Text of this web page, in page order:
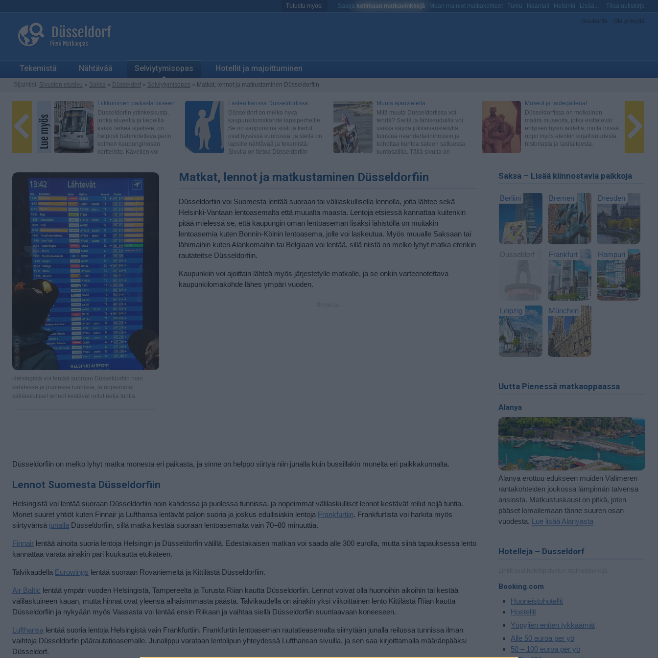
Tutustu myös: Satoja kotimaan matkavinkkejä Maan mainiot matkakohteet Turku Naantali Helsinki Lisää... Tilaa uutiskirje
Sivukartta Ota yhteyttä
Tekemistä Nähtävää Selviytymisopas Hotellit ja majoittuminen
Sijaintisi: Sivuston etusivu » Saksa » Düsseldorf » Selviytymisopas » Matkat, lennot ja matkustaminen Düsseldorfiin
Saksa – Lisää kiinnostavia paikkoja
Berliini Bremen Dresden
Dusseldorf Frankfurt Hampuri
Leipzig München
Uutta Pienessä matkaoppaassa
Alanya
Alanya erottuu edukseen muiden Välimeren
rantakohteiden joukossa lämpimän talvensa
ansiosta. Matkustuskausi on pitkä, joten
pääset lomailemaan tänne suuren osan
vuodesta. Lue lisää Alanyasta
Hotelleja – Dusseldorf
Booking.com
Huoneistohotellit
Hostellit
Yöpyjien eniten tykkäämät
Alle 50 euroa per yö
50 – 100 euroa per yö
Helsingistä voi lentää suoraan Düsseldorfiin noin
kahdessa ja puolessa tunnissa, ja nopeimmat
välilaskulliset lennot kestävät reilut neljä tuntia.
Matkat, lennot ja matkustaminen Düsseldorfiin
Düsseldorfiin voi Suomesta lentää suoraan tai välilaskullisella lennolla, joita lähtee sekä
Helsinki-Vantaan lentoasemalta että muualta maasta. Lentoja etsiessä kannattaa kuitenkin
pitää mielessä se, että kaupungin oman lentoaseman lisäksi lähistöllä on muitakin
lentoasemia kuten Bonnin-Kölnin lentoasema, jolle voi laskeutua. Myös muualle Saksaan tai
lähimaihin kuten Alankomaihin tai Belgiaan voi lentää, sillä niistä on melko lyhyt matka etenkin
rautateitse Düsseldorfiin.
Kaupunkiin voi ajoittain lähteä myös järjestetylle matkalle, ja se onkin varteenotettava
kaupunkilomakohde lähes ympäri vuoden.
Düsseldorfiin on melko lyhyt matka monesta eri paikasta, ja sinne on helppo siirtyä niin junalla kuin bussillakin monelta eri paikkakunnalta.
Lennot Suomesta Düsseldorfiin
Helsingistä voi lentää suoraan Düsseldorfiin noin kahdessa ja puolessa tunnissa, ja nopeimmat välilaskulliset lennot kestävät reilut neljä tuntia.
Monet suuret yhtiöt kuten Finnair ja Lufthansa lentävät paljon suoria ja joskus edullisiakin lentoja Frankfurtiin. Frankfurtista voi harkita myös
siirtyvänsä junalla Düsseldorfiin, sillä matka kestää suoraan lentoasemalta vain 70–80 minuuttia.
Finnair lentää ainoita suoria lentoja Helsingin ja Düsseldorfin välillä. Edestakaisen matkan voi saada alle 300 eurolla, mutta siinä tapauksessa lento
kannattaa varata ainakin pari kuukautta etukäteen.
Talvikaudella Eurowings lentää suoraan Rovaniemeltä ja Kittilästä Düsseldorfiin.
Air Baltic lentää ympäri vuoden Helsingistä, Tampereelta ja Turusta Riian kautta Düsseldorfiin. Lennot voivat olla huonoihin aikoihin tai kestää
välilaskuineen kauan, mutta hinnat ovat yleensä alhaisimmasta päästä. Talvikaudella on ainakin yksi viikoittainen lento Kittilästä Riian kautta
Düsseldorfiin ja nykyään myös Vaasasta voi lentää ensin Riikaan ja vaihtaa siellä Düsseldorfiin suuntaavaan koneeseen.
Lufthansa lentää suoria lentoja Helsingistä vain Frankfurtiin. Frankfurtin lentoaseman rautatieasemalta siirrytään junalla reilussa tunnissa ilman
vaihtoja Düsseldorfin päärautatieasemalle. Junalippu varataan lentolipun yhteydessä Lufthansan sivuilla, ja sen saa kirjoittamalla määränpääksi
Düsseldorf.